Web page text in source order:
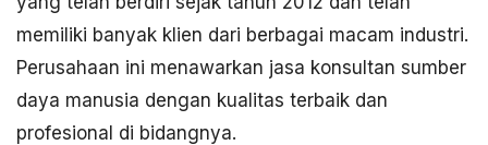
memiliki banyak klien dari berbagai macam industri.
Perusahaan ini menawarkan jasa konsultan sumber
daya manusia dengan kualitas terbaik dan
profesional di bidangnya.